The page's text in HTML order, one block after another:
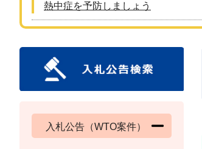
熱中症を予防しましょう
入札公告（WTO案件）